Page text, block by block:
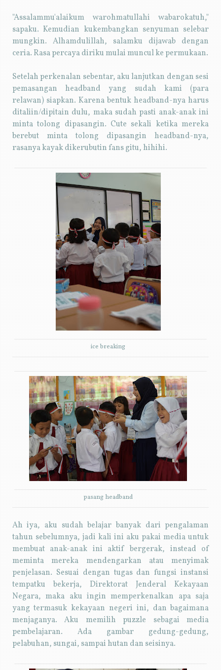
"Assalammu'alaikum warohmatullahi wabarokatuh,"
sapaku. Kemudian kukembangkan senyuman selebar
mungkin. Alhamdulillah, salamku dijawab dengan
ceria. Rasa percaya diriku mulai muncul ke permukaan.
Setelah perkenalan sebentar, aku lanjutkan dengan sesi
pemasangan headband yang sudah kami (para
relawan) siapkan. Karena bentuk headband-nya harus
ditaliin/dipitain dulu, maka sudah pasti anak-anak ini
minta tolong dipasangin. Cute sekali ketika mereka
berebut minta tolong dipasangin headband-nya,
rasanya kayak dikerubutin fans gitu, hihihi.
ice breaking
pasang headband
Ah iya, aku sudah belajar banyak dari pengalaman
tahun sebelumnya, jadi kali ini aku pakai media untuk
membuat anak-anak ini aktif bergerak, instead of
meminta mereka mendengarkan atau menyimak
penjelasan. Sesuai dengan tugas dan fungsi instansi
tempatku bekerja, Direktorat Jenderal Kekayaan
Negara, maka aku ingin memperkenalkan apa saja
yang termasuk kekayaan negeri ini, dan bagaimana
menjaganya. Aku memilih puzzle sebagai media
pembelajaran. Ada gambar gedung-gedung,
pelabuhan, sungai, sampai hutan dan seisinya.